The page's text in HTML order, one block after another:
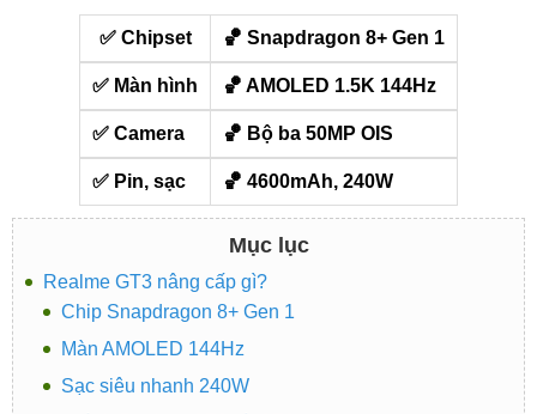
✅ Chipset ️🏀 Snapdragon 8+ Gen 1
✅ Màn hình ️🏀 AMOLED 1.5K 144Hz
✅ Camera ️🏀 Bộ ba 50MP OIS
✅ Pin, sạc ️🏀 4600mAh, 240W
Mục lục
Realme GT3 nâng cấp gì?
Chip Snapdragon 8+ Gen 1
Màn AMOLED 144Hz
Sạc siêu nhanh 240W